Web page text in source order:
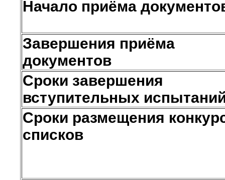
Начало приёма
Завершения приёма
документов
Сроки завершения
вступительных
Сроки размещения
списков